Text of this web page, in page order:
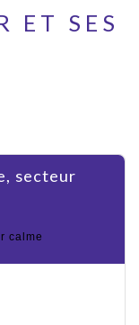
ET SES
calme